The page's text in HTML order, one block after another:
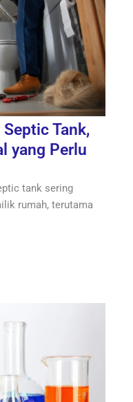
Tank,
yang Perlu
tank sering
rumah, terutama